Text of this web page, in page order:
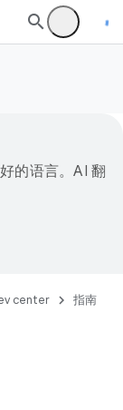
的语言。AI 翻
center 指南